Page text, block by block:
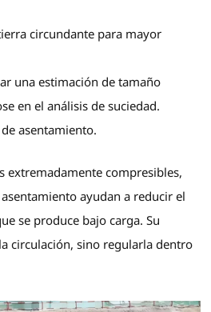
circundante para mayor
una estimación de tamaño
en el análisis de suciedad.
asentamiento.
extremadamente compresibles,
ayudan a reducir el
se produce bajo carga. Su
circulación, sino regularla dentro